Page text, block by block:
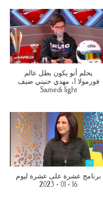
يحلم أنو يكون بطل عالم
فورمولا 1، مهدي حنيني ضيف
Samedi light
برنامج عشرة على عشرة ليوم
16 - 01 - 2023